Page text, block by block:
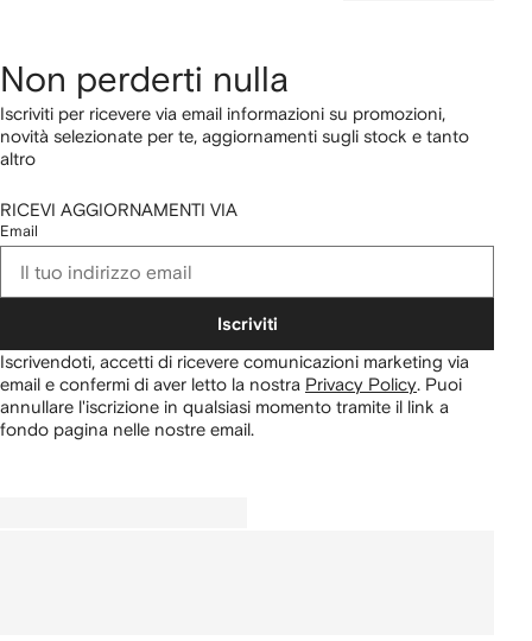
Non perderti nulla
Iscriviti per ricevere via email informazioni su promozioni,
novità selezionate per te, aggiornamenti sugli stock e tanto
altro
RICEVI AGGIORNAMENTI VIA
Email
Iscriviti
Iscrivendoti, accetti di ricevere comunicazioni marketing via
email e confermi di aver letto la nostra Privacy Policy. Puoi
annullare l'iscrizione in qualsiasi momento tramite il link a
fondo pagina nelle nostre email.